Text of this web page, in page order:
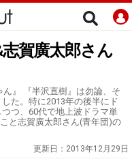
賀廣太郎さん
』 『半沢直樹』は勿論、そ
た。特に2013年の後半にド
つ、60代で地上波ドラマ単
と志賀廣太郎さん(青年団)の
更新日： 2013年12月29日